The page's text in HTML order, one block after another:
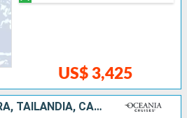
US$ 3,425
INDONESIA, SINGAPURA, TAILÃNDIA, CAMBOJA